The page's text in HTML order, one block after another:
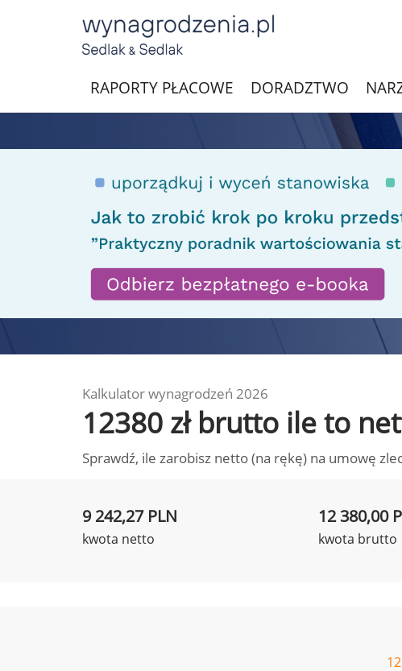
RAPORTY PŁACOWE DORADZTWO
Kalkulator wynagrodzeń 2026
12380 zł brutto ile to
Sprawdź, ile zarobisz netto (na rękę) na umowę
9 242,27 PLN
kwota netto
12 380,00
kwota brutto